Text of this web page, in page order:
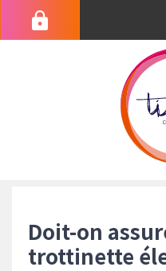
contenu
Menu
du
d'Ariane
Doit-on
trottinette